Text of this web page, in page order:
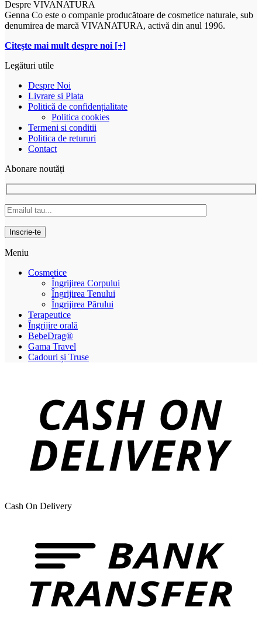
Despre VIVANATURA
Genna Co este o companie producătoare de cosmetice naturale, sub
denumirea de marcă VIVANATURA, activă din anul 1996.
Citeşte mai mult despre noi [+]
Legături utile
Despre Noi
Livrare si Plata
Politică de confidențialitate
Politica cookies
Termeni si conditii
Politica de retururi
Contact
Abonare noutăți
Meniu
Cosmetice
Îngrijirea Corpului
Îngrijirea Tenului
Îngrijirea Părului
Terapeutice
Îngrijire orală
BebeDrag®
Gama Travel
Cadouri și Truse
Cash On Delivery